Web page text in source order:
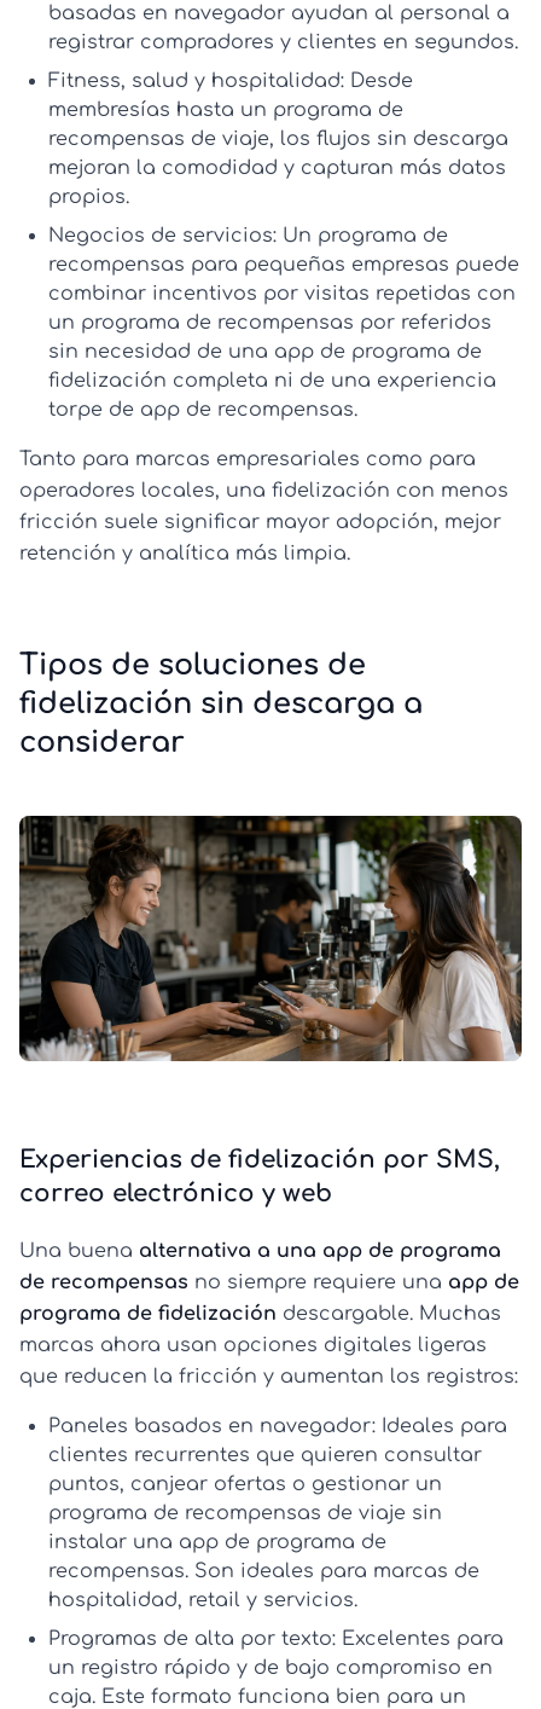
basadas en navegador ayudan al personal a
registrar compradores y clientes en segundos.
Fitness, salud y hospitalidad: Desde
membresías hasta un programa de
recompensas de viaje, los flujos sin descarga
mejoran la comodidad y capturan más datos
propios.
Negocios de servicios: Un programa de
recompensas para pequeñas empresas puede
combinar incentivos por visitas repetidas con
un programa de recompensas por referidos
sin necesidad de una app de programa de
fidelización completa ni de una experiencia
torpe de app de recompensas.
Tanto para marcas empresariales como para
operadores locales, una fidelización con menos
fricción suele significar mayor adopción, mejor
retención y analítica más limpia.
Tipos de soluciones de
fidelización sin descarga a
considerar
Experiencias de fidelización por SMS,
correo electrónico y web
Una buena alternativa a una app de programa
de recompensas no siempre requiere una app de
programa de fidelización descargable. Muchas
marcas ahora usan opciones digitales ligeras
que reducen la fricción y aumentan los registros:
Paneles basados en navegador: Ideales para
clientes recurrentes que quieren consultar
puntos, canjear ofertas o gestionar un
programa de recompensas de viaje sin
instalar una app de programa de
recompensas. Son ideales para marcas de
hospitalidad, retail y servicios.
Programas de alta por texto: Excelentes para
un registro rápido y de bajo compromiso en
caja. Este formato funciona bien para un